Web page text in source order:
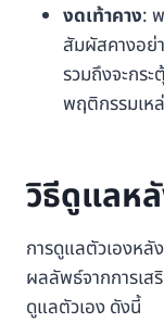
งดเท้าคาง:
สัมผัสคางอย่
รวมถึงจะกระ
พฤติกรรมเห
วิธีดูแลห
การดูแลตัวเองหลั
ผลลัพธ์จากการเส
ดูแลตัวเอง ดังนี้